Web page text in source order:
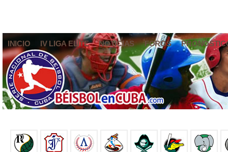
INICIO IV LIGA ELITE NOTICIAS FOROS